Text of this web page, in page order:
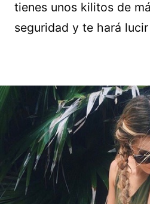
tienes unos kilitos de
seguridad y te hará